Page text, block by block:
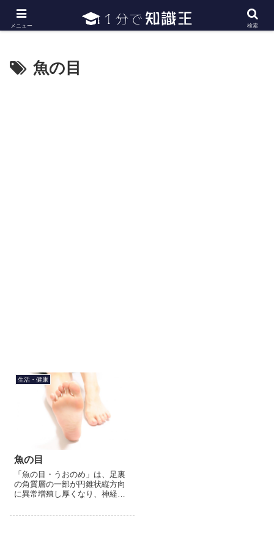
日常で必要な常識・知識や雑学・豆知識を幅広く紹介
魚の目
生活・健康
魚の目
「魚の目・うおのめ」は、足裏
の角質層の一部が円錐状縦方向
に異常増殖し厚くなり、神経を
ている「たこ」との違いは痛み
メニュー 検索